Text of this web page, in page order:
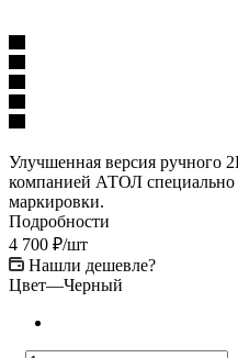
Улучшенная версия ручного
компанией АТОЛ специально
маркировки.
Подробности
4 700 ₽/шт
Нашли дешевле?
Цвет—Черный